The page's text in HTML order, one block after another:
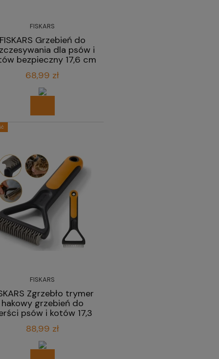
FISKARS
Grzebień do
dla psów i
bezpieczny 17,6 cm
68,99 zł
FISKARS
Zgrzebło trymer
hakowy grzebień do
psów i kotów 17,3
88,99 zł